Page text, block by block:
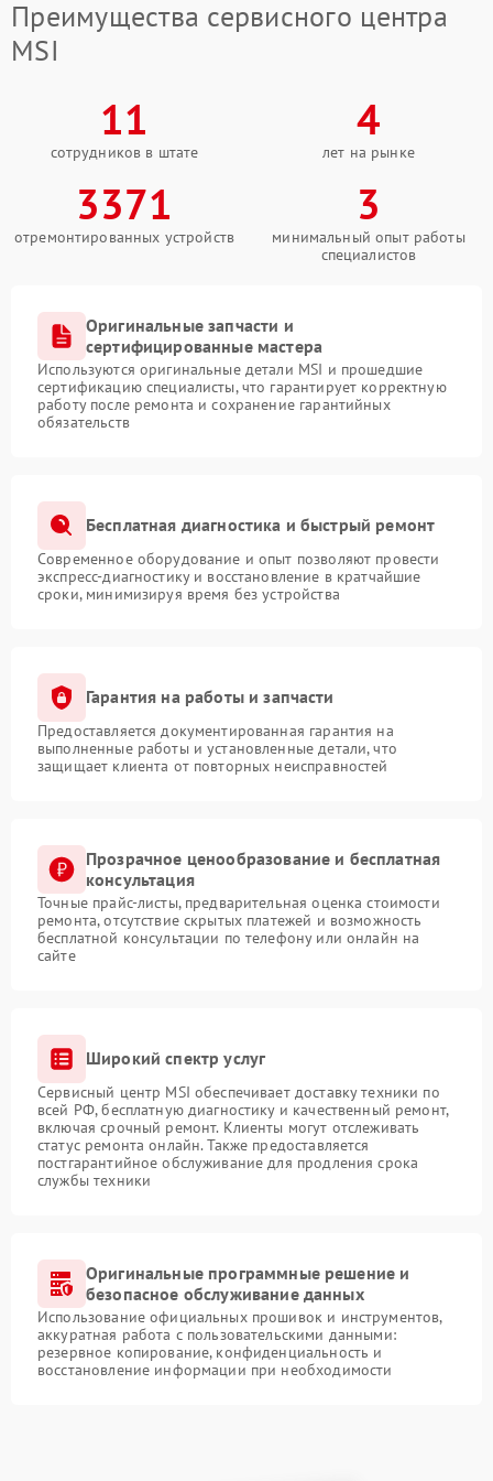
Контактная информация
записи на обслуживание свяжитесь с нами по
телефону +7 (495) 023-73-25 либо посетите наш
центр по адресу ул. Чаянова 18. Наши консультанты
Преимущества сервисного центра
MSI
11
сотрудников в штате
4
лет на рынке
3371
отремонтированных устройств
3
минимальный опыт работы
специалистов
Оригинальные запчасти и
сертифицированные мастера
Используются оригинальные детали MSI и прошедшие
сертификацию специалисты, что гарантирует корректную
работу после ремонта и сохранение гарантийных
обязательств
Бесплатная диагностика и быстрый ремонт
Современное оборудование и опыт позволяют провести
экспресс-диагностику и восстановление в кратчайшие
сроки, минимизируя время без устройства
Гарантия на работы и запчасти
Предоставляется документированная гарантия на
выполненные работы и установленные детали, что
защищает клиента от повторных неисправностей
Прозрачное ценообразование и бесплатная
консультация
Точные прайс-листы, предварительная оценка стоимости
ремонта, отсутствие скрытых платежей и возможность
бесплатной консультации по телефону или онлайн на
сайте
Широкий спектр услуг
Сервисный центр MSI обеспечивает доставку техники по
всей РФ, бесплатную диагностику и качественный ремонт,
включая срочный ремонт. Клиенты могут отслеживать
статус ремонта онлайн. Также предоставляется
постгарантийное обслуживание для продления срока
службы техники
Оригинальные программные решение и
безопасное обслуживание данных
Использование официальных прошивок и инструментов,
аккуратная работа с пользовательскими данными:
резервное копирование, конфиденциальность и
восстановление информации при необходимости